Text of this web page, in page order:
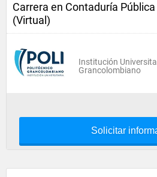
Carrera en Contaduría Pública
(Virtual)
Institución
Grancolombiano
Solicitar